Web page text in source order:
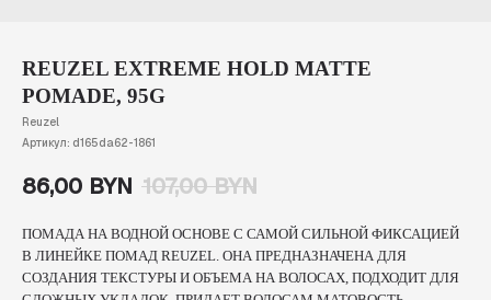
REUZEL EXTREME HOLD MATTE
POMADE, 95G
Reuzel
Артикул: d165da62-1861
86,00 BYN 107,00 BYN
ПОМАДА НА ВОДНОЙ ОСНОВЕ С САМОЙ СИЛЬНОЙ ФИКСАЦИЕЙ
В ЛИНЕЙКЕ ПОМАД REUZEL. ОНА ПРЕДНАЗНАЧЕНА ДЛЯ
СОЗДАНИЯ ТЕКСТУРЫ И ОБЪЕМА НА ВОЛОСАХ, ПОДХОДИТ ДЛЯ